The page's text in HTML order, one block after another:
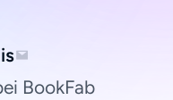
BookFab